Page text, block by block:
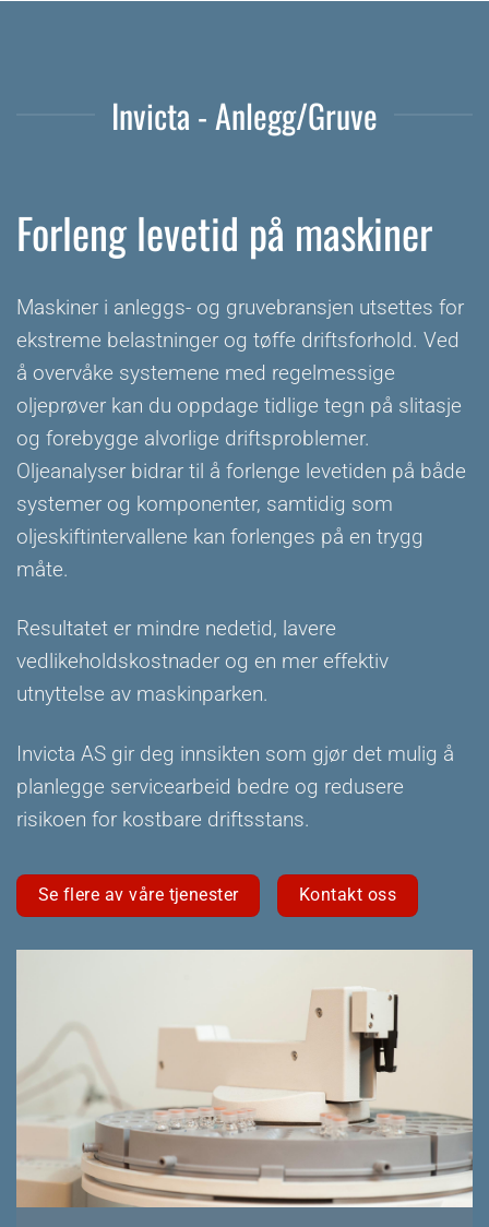
Invicta - Anlegg/Gruve
Forleng levetid på maskiner
Maskiner i anleggs- og gruvebransjen utsettes for
ekstreme belastninger og tøffe driftsforhold. Ved
å overvåke systemene med regelmessige
oljeprøver kan du oppdage tidlige tegn på slitasje
og forebygge alvorlige driftsproblemer.
Oljeanalyser bidrar til å forlenge levetiden på både
systemer og komponenter, samtidig som
oljeskiftintervallene kan forlenges på en trygg
måte.
Resultatet er mindre nedetid, lavere
vedlikeholdskostnader og en mer effektiv
utnyttelse av maskinparken.
Invicta AS gir deg innsikten som gjør det mulig å
planlegge servicearbeid bedre og redusere
risikoen for kostbare driftsstans.
Se flere av våre tjenester Kontakt oss